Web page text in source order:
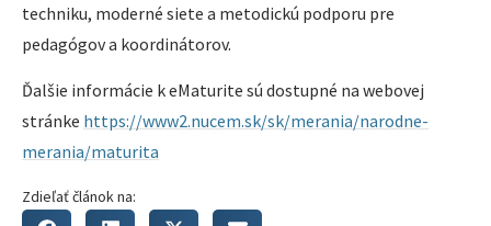
techniku, moderné siete a metodickú podporu pre
pedagógov a koordinátorov.
Ďalšie informácie k eMaturite sú dostupné na webovej
stránke https://www2.nucem.sk/sk/merania/narodne-
merania/maturita
Zdieľať článok na: